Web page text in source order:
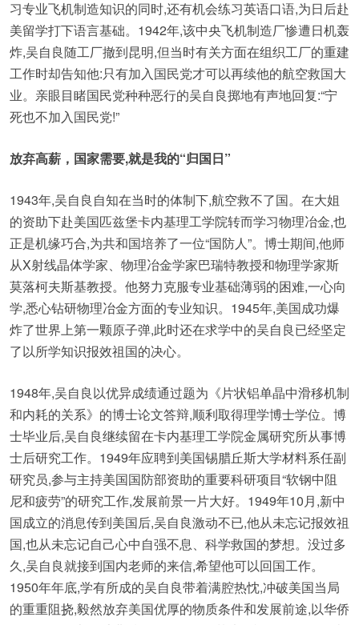
习专业飞机制造知识的同时,还有机会练习英语口语,为日后赴
美留学打下语言基础。1942年,该中央飞机制造厂惨遭日机轰
炸,吴自良随工厂撤到昆明,但当时有关方面在组织工厂的重建
工作时却告知他:只有加入国民党才可以再续他的航空救国大
业。亲眼目睹国民党种种恶行的吴自良掷地有声地回复:“宁
死也不加入国民党!”
放弃高薪，国家需要,就是我的“归国日”
1943年,吴自良自知在当时的体制下,航空救不了国。在大姐
的资助下赴美国匹兹堡卡内基理工学院转而学习物理冶金,也
正是机缘巧合,为共和国培养了一位“国防人”。博士期间,他师
从X射线晶体学家、物理冶金学家巴瑞特教授和物理学家斯
莫落柯夫斯基教授。他努力克服专业基础薄弱的困难,一心向
学,悉心钻研物理冶金方面的专业知识。1945年,美国成功爆
炸了世界上第一颗原子弹,此时还在求学中的吴自良已经坚定
了以所学知识报效祖国的决心。
1948年,吴自良以优异成绩通过题为《片状铝单晶中滑移机制
和内耗的关系》的博士论文答辩,顺利取得理学博士学位。博
士毕业后,吴自良继续留在卡内基理工学院金属研究所从事博
士后研究工作。1949年应聘到美国锡腊丘斯大学材料系任副
研究员,参与主持美国国防部资助的重要科研项目“软钢中阻
尼和疲劳”的研究工作,发展前景一片大好。1949年10月,新中
国成立的消息传到美国后,吴自良激动不已,他从未忘记报效祖
国,也从未忘记自己心中自强不息、科学救国的梦想。没过多
久,吴自良就接到国内老师的来信,希望他可以回国工作。
1950年年底,学有所成的吴自良带着满腔热忱,冲破美国当局
的重重阻挠,毅然放弃美国优厚的物质条件和发展前途,以华侨